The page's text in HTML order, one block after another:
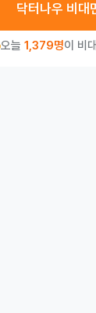
닥터나우 비대
오늘 1,379명이 비